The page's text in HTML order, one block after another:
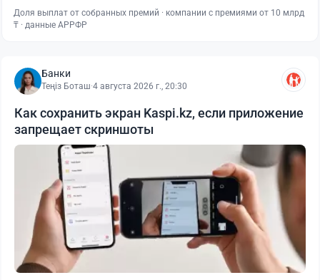
Доля выплат от собранных премий · компании с премиями от 10 млрд
₸ · данные АРРФР
Банки
Теңіз Боташ·4 августа 2026 г., 20:30
Как сохранить экран Kaspi.kz, если приложение
запрещает скриншоты